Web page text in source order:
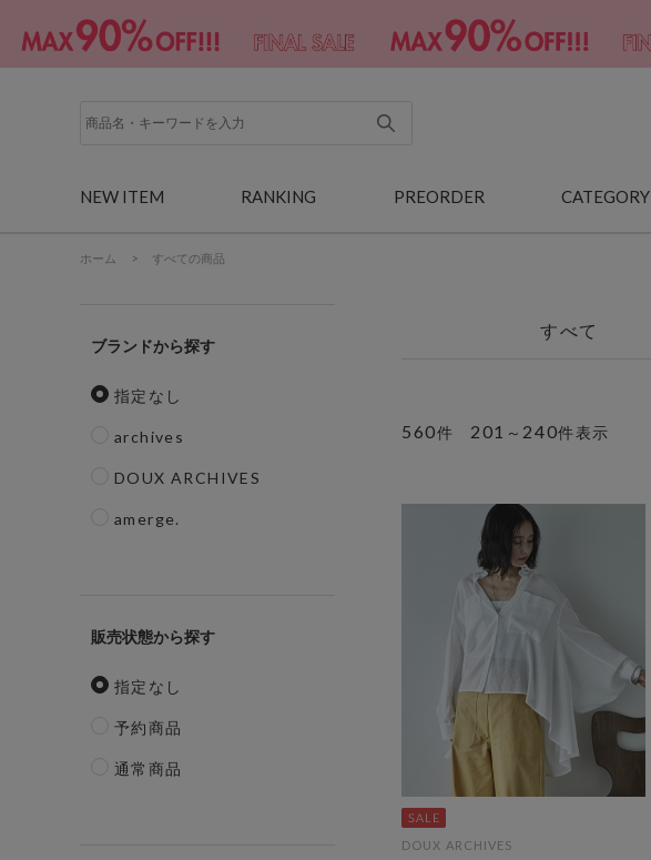
NEW ITEM RANKING PREORDER CATEGORY
ホーム > すべての商品
ブランド
指定なし
archives
DOUX ARCHIVES
amerge.
販売状態
指定なし
予約商品
通常商品
すべて
560件 201 ～ 240件表示
DOUX ARCHIVES